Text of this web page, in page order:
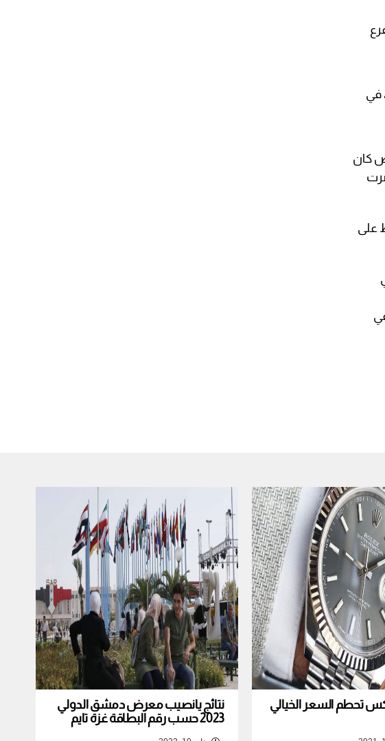
في
لشخص كان
على
تحطم السعر الخيالي
نتائج يانصيب معرض دمشق الدولي
2023 حسب رقم البطاقة غزة تايم